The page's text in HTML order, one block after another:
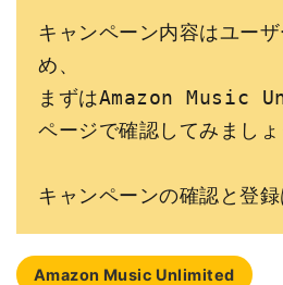
キャンペーン内容はユー
め、
まずはAmazon Music
ページで確認してみましょ
キャンペーンの確認と登
Amazon Music Unlimited